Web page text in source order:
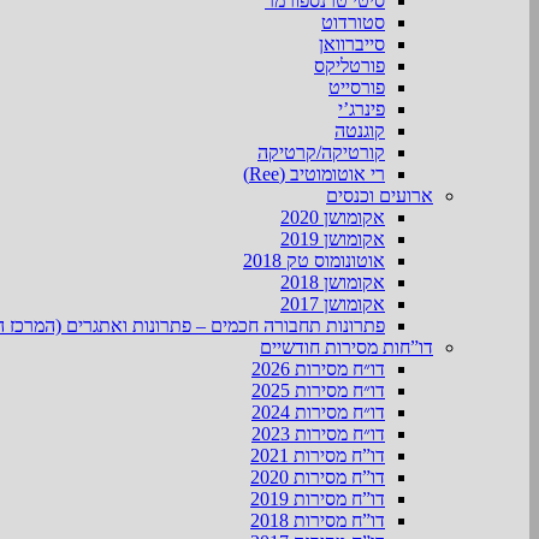
סטורדוט
סייברוואן
פורטליקס
פורסייט
פינרג’י
קוגנטה
קורטיקה/קרטיקה
רי אוטומוטיב (Ree)
ארועים וכנסים
אקומושן 2020
אקומושן 2019
אוטונומוס טק 2018
אקומושן 2018
אקומושן 2017
פתרונות תחבורה חכמים – פתרונות ואתגרים (המרכז
דו”חות מסירות חודשיים
דו״ח מסירות 2026
דו״ח מסירות 2025
דו״ח מסירות 2024
דו״ח מסירות 2023
דו”ח מסירות 2021
דו”ח מסירות 2020
דו”ח מסירות 2019
דו”ח מסירות 2018